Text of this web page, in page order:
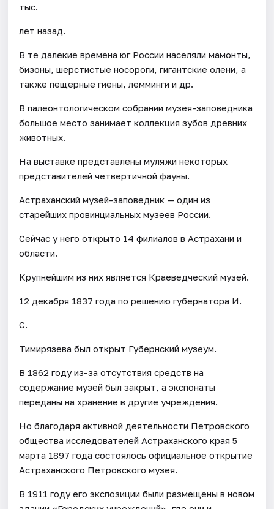
тыс.
лет назад.
В те далекие времена юг России населяли мамонты,
бизоны, шерстистые носороги, гигантские олени, а
также пещерные гиены, лемминги и др.
В палеонтологическом собрании музея-заповедника
большое место занимает коллекция зубов древних
животных.
На выставке представлены муляжи некоторых
представителей четвертичной фауны.
Астраханский музей-заповедник — один из
старейших провинциальных музеев России.
Сейчас у него открыто 14 филиалов в Астрахани и
области.
Крупнейшим из них является Краеведческий музей.
12 декабря 1837 года по решению губернатора И.
С.
Тимирязева был открыт Губернский музеум.
В 1862 году из-за отсутствия средств на
содержание музей был закрыт, а экспонаты
переданы на хранение в другие учреждения.
Но благодаря активной деятельности Петровского
общества исследователей Астраханского края 5
марта 1897 года состоялось официальное открытие
Астраханского Петровского музея.
В 1911 году его экспозиции были размещены в новом